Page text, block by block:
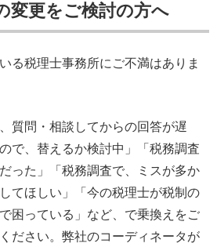
変更をご検討の方へ
る税理士事務所にご不満はありま
質問・相談してからの回答が遅
で、替えるか検討中」「税務調査
った」「税務調査で、ミスが多か
てほしい」「今の税理士が税制の
困っている」など、で乗換えをご
ださい。弊社のコーディネータが